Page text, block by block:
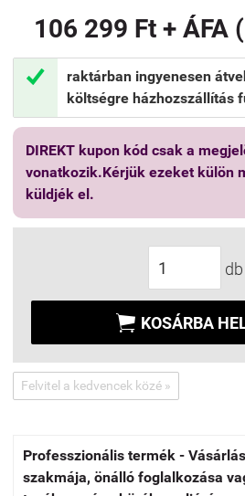
106 299 Ft + ÁFA

raktárban ingyenesen
költségre házhozszállítás
DIREKT kupon kód csak a
vonatkozik.Kérjük ezeket külön
küldjék el.
db
 KOSÁRBA
Felvitel a kedvencek közé »
Professzionális termék -
szakmája, önálló foglalkozása